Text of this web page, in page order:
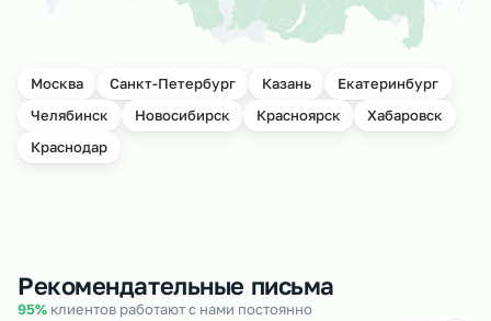
Москва Санкт-Петербург Казань
Екатеринбург
Челябинск
Новосибирск Красноярск
Хабаровск
Краснодар
Рекомендательные письма
95% клиентов работают с нами постоянно